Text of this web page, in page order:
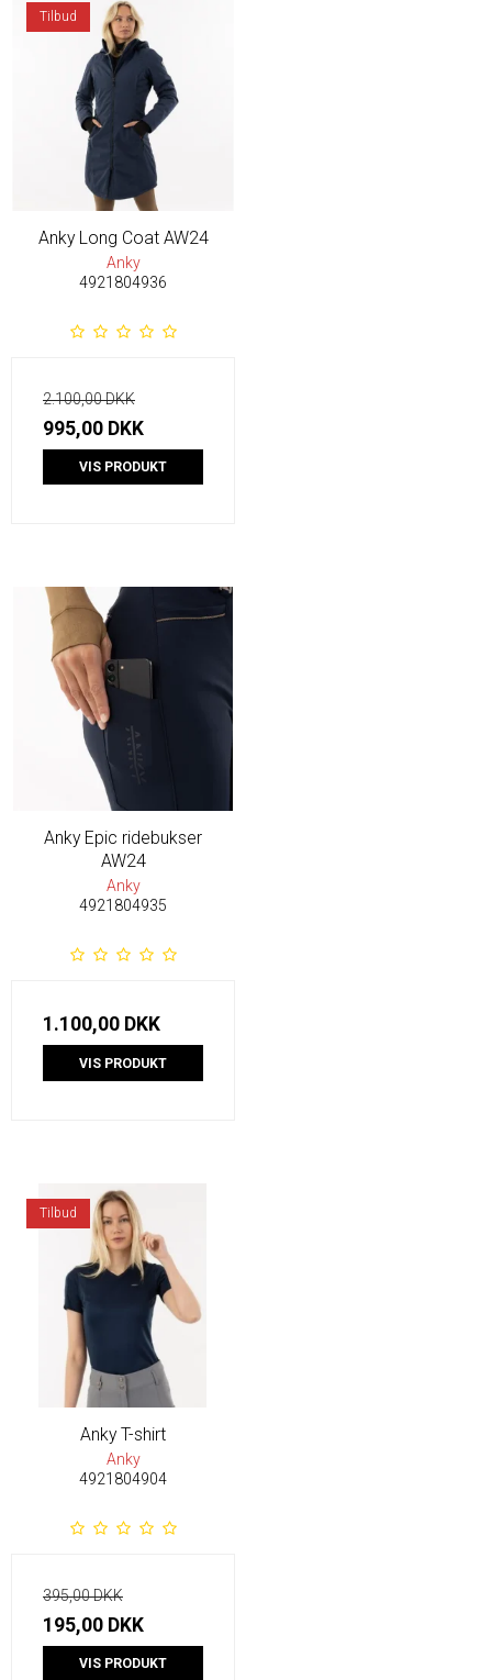
Tilbud
Anky Long Coat AW24
Anky
4921804936
2.100,00 DKK
995,00 DKK
VIS PRODUKT
Anky Epic ridebukser
AW24
Anky
4921804935
1.100,00 DKK
VIS PRODUKT
Tilbud
Anky T-shirt
Anky
4921804904
395,00 DKK
195,00 DKK
VIS PRODUKT